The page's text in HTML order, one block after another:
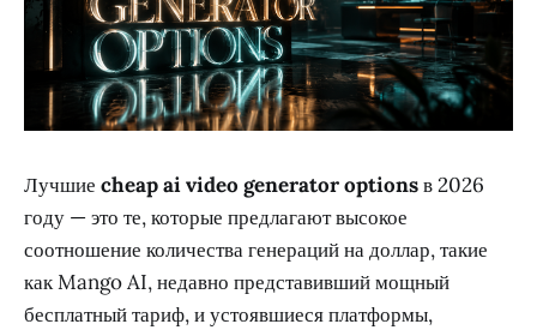
Лучшие cheap ai video generator optionsв 2026
году — это те, которые предлагают высокое
соотношение количества генераций на доллар, такие
как Mango AI, недавно представивший мощный
бесплатный тариф, и устоявшиеся платформы,